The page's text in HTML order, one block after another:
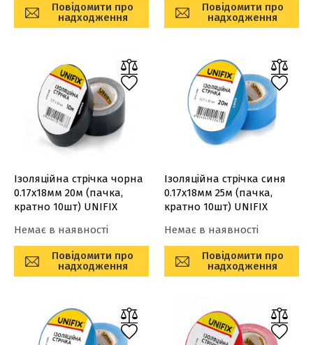
Повідомити про
надходження
Повідомити про
надходження
Ізоляційна стрiчка чорна
0.17х18мм 20м (пачка,
кратно 10шт) UNIFIX
Немає в наявності
Повідомити про
надходження
Ізоляційна стрiчка синя
0.17х18мм 25м (пачка,
кратно 10шт) UNIFIX
Немає в наявності
Повідомити про
надходження